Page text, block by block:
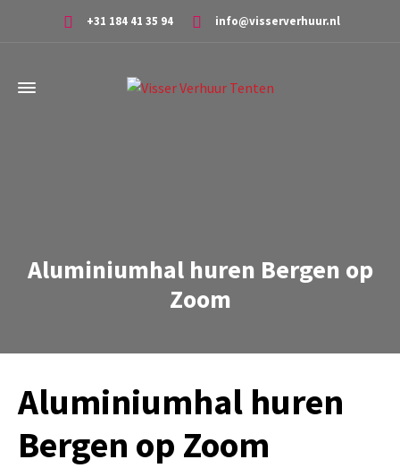
+31 184 41 35 94 info@visserverhuur.nl
Aluminiumhal huren Bergen op
Zoom
Aluminiumhal huren
Bergen op Zoom